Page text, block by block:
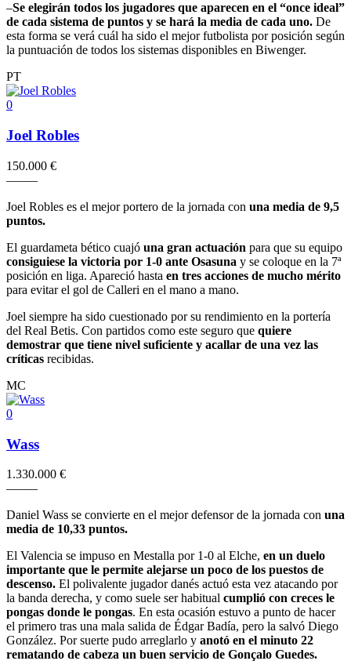
–Se elegirán todos los jugadores que aparecen en el “once ideal”
de cada sistema de puntos y se hará la media de cada uno. De
esta forma se verá cuál ha sido el mejor futbolista por posición según
la puntuación de todos los sistemas disponibles en Biwenger.
PT
0
Joel Robles
150.000 €
–––––
Joel Robles es el mejor portero de la jornada con una media de 9,5
puntos.
El guardameta bético cuajó una gran actuación para que su equipo
consiguiese la victoria por 1-0 ante Osasuna y se coloque en la 7ª
posición en liga. Apareció hasta en tres acciones de mucho mérito
para evitar el gol de Calleri en el mano a mano.
Joel siempre ha sido cuestionado por su rendimiento en la portería
del Real Betis. Con partidos como este seguro que quiere
demostrar que tiene nivel suficiente y acallar de una vez las
críticas recibidas.
MC
0
Wass
1.330.000 €
–––––
Daniel Wass se convierte en el mejor defensor de la jornada con una
media de 10,33 puntos.
El Valencia se impuso en Mestalla por 1-0 al Elche, en un duelo
importante que le permite alejarse un poco de los puestos de
descenso. El polivalente jugador danés actuó esta vez atacando por
la banda derecha, y como suele ser habitual cumplió con creces le
pongas donde le pongas. En esta ocasión estuvo a punto de hacer
el primero tras una mala salida de Édgar Badía, pero la salvó Diego
González. Por suerte pudo arreglarlo y anotó en el minuto 22
rematando de cabeza un buen servicio de Gonçalo Guedes.